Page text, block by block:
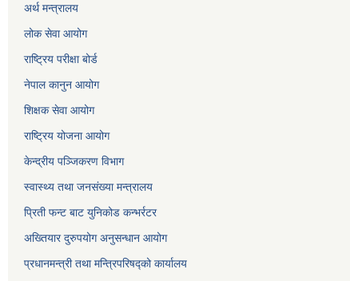
अर्थ मन्त्रालय
लोक सेवा आयोग
राष्ट्रिय परीक्षा बोर्ड
नेपाल कानुन आयोग
शिक्षक सेवा आयोग
राष्ट्रिय योजना आयोग
केन्द्रीय पञ्जिकरण विभाग
स्वास्थ्य तथा जनसंख्या मन्त्रालय
प्रिती फन्ट बाट युनिकोड कन्भर्रटर
अख्तियार दुरुपयोग अनुसन्धान आयोग
प्रधानमन्त्री तथा मन्त्रिपरिषद्को कार्यालय